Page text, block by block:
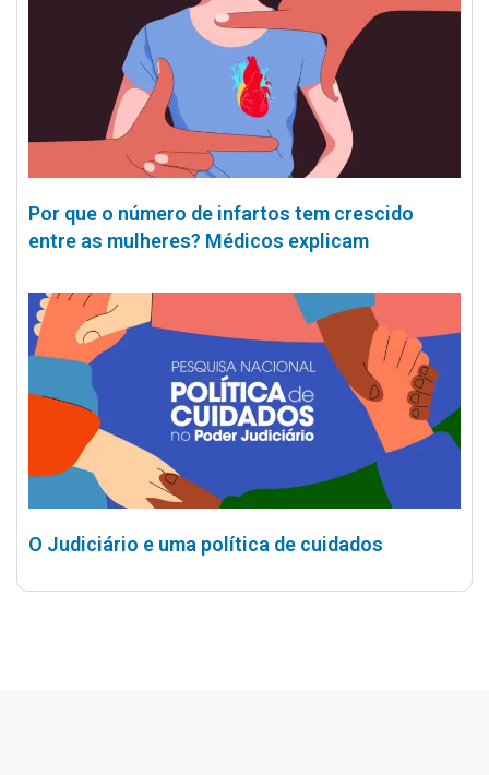
Por que o número de infartos tem crescido
entre as mulheres? Médicos explicam
O Judiciário e uma política de cuidados